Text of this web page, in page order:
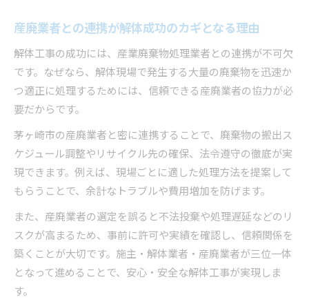
産廃業者との連携が解体成功のカギとなる理由
解体工事の成功には、産業廃棄物処理業者との連携が不可欠
です。なぜなら、解体現場で発生する大量の廃棄物を迅速か
つ適正に処理するためには、信頼できる産廃業者の協力が必
要だからです。
茅ヶ崎市の産廃業者と密に連携することで、廃棄物の搬出ス
ケジュール調整やリサイクル先の確保、法令遵守の徹底が実
現できます。例えば、現場ごとに適した処理方法を提案して
もらうことで、余計なトラブルや費用増加を防げます。
また、産廃業者の選定を誤ると不法投棄や処理遅延などのリ
スクが高まるため、事前に許可や実績を確認し、信頼関係を
築くことが大切です。施主・解体業者・産廃業者が三位一体
となって進めることで、安心・安全な解体工事が実現しま
す。